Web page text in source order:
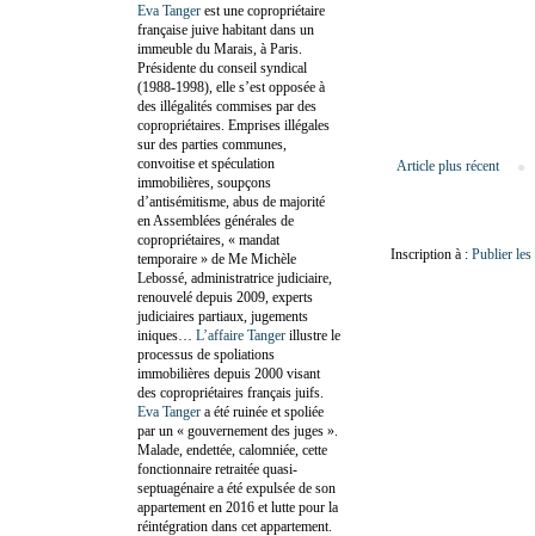
Article plus récent
Inscription à : Publier
Eva Tanger est une copropriétaire
française juive habitant dans un
immeuble du Marais, à Paris.
Présidente du conseil syndical
(1988-1998), elle s’est opposée à
des illégalités commises par des
copropriétaires. Emprises illégales
sur des parties communes,
convoitise et spéculation
immobilières, soupçons
d’antisémitisme, abus de majorité
en Assemblées générales de
copropriétaires, « mandat
temporaire » de Me Michèle
Lebossé, administratrice judiciaire,
renouvelé depuis 2009, experts
judiciaires partiaux, jugements
iniques… L’affaire Tanger illustre le
processus de spoliations
immobilières depuis 2000 visant
des copropriétaires français juifs.
Eva Tanger a été ruinée et spoliée
par un « gouvernement des juges ».
Malade, endettée, calomniée, cette
fonctionnaire retraitée quasi-
septuagénaire a été expulsée de son
appartement en 2016 et lutte pour la
réintégration dans cet appartement.